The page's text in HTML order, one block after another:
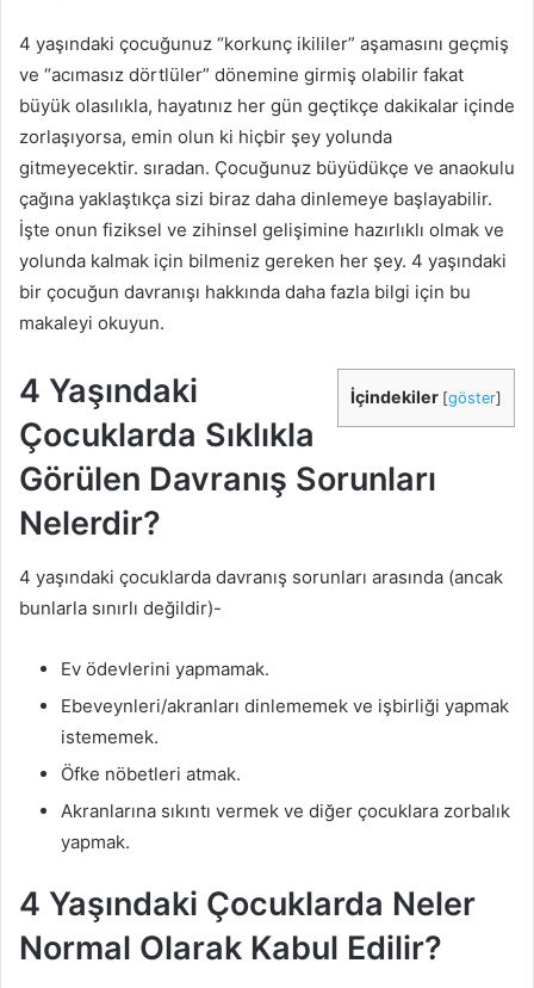
4 yaşındaki çocuğunuz “korkunç ikililer” aşamasını geçmiş
ve “acımasız dörtlüler” dönemine girmiş olabilir fakat
büyük olasılıkla, hayatınız her gün geçtikçe dakikalar içinde
zorlaşıyorsa, emin olun ki hiçbir şey yolunda
gitmeyecektir. sıradan. Çocuğunuz büyüdükçe ve anaokulu
çağına yaklaştıkça sizi biraz daha dinlemeye başlayabilir.
İşte onun fiziksel ve zihinsel gelişimine hazırlıklı olmak ve
yolunda kalmak için bilmeniz gereken her şey. 4 yaşındaki
bir çocuğun davranışı hakkında daha fazla bilgi için bu
makaleyi okuyun.
İçindekiler [göster]
4 Yaşındaki
Çocuklarda Sıklıkla
Görülen Davranış Sorunları
Nelerdir?
4 yaşındaki çocuklarda davranış sorunları arasında (ancak
bunlarla sınırlı değildir)-
Ev ödevlerini yapmamak.
Ebeveynleri/akranları dinlememek ve işbirliği yapmak
istememek.
Öfke nöbetleri atmak.
Akranlarına sıkıntı vermek ve diğer çocuklara zorbalık
yapmak.
4 Yaşındaki Çocuklarda Neler
Normal Olarak Kabul Edilir?